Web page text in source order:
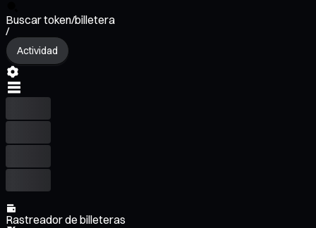
Buscar token/billetera
/
Actividad
Rastreador de billeteras